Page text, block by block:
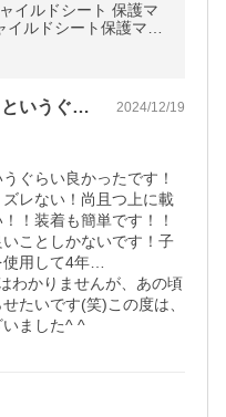
イルドシート 保護マ
ルドシート保護マッ
トカバー 保護 傷防止
もっと早く知りたかった！！というぐらい… 2024/12/19
ぐらい良かったです！
レない！尚且つ上に載
！装着も簡単です！！
ことしかないです！子
用して4年…
わかりませんが、あの頃
たいです(笑)この度は、
ました^ ^